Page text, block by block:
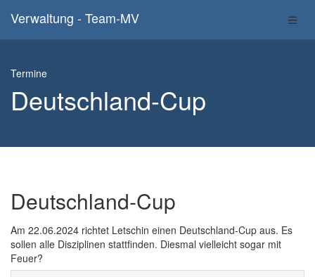
Verwaltung - Team-MV
Termine
Deutschland-Cup
Deutschland-Cup
Am 22.06.2024 richtet Letschin einen Deutschland-Cup aus. Es
sollen alle Disziplinen stattfinden. Diesmal vielleicht sogar mit
Feuer?